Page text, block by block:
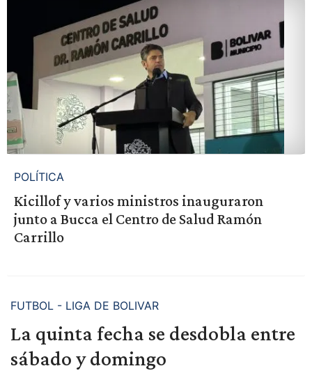
POLÍTICA
Kicillof y varios ministros inauguraron
junto a Bucca el Centro de Salud Ramón
Carrillo
FUTBOL - LIGA DE BOLIVAR
La quinta fecha se desdobla entre
sábado y domingo